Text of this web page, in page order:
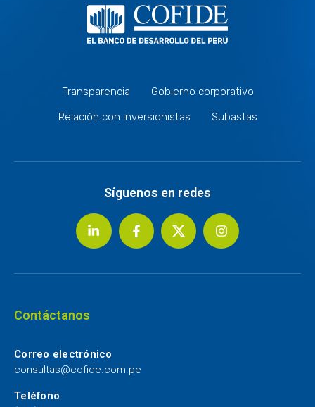
Transparencia
Gobierno corporativo
Relación con inversionistas
Subastas
Síguenos en redes
Contáctanos
Correo electrónico
consultas@cofide.com.pe
Teléfono